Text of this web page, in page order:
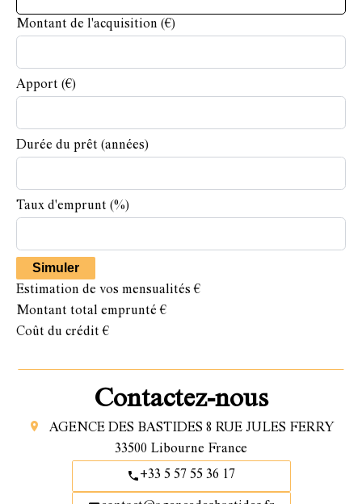
Montant de l'acquisition (€)
Apport (€)
Durée du prêt (années)
Taux d'emprunt (%)
Simuler
Estimation de vos mensualités€
Montant total emprunté €
Coût du crédit€
Contactez-nous
AGENCE DES BASTIDES 8 RUE JULES FERRY
33500 Libourne France
+33 5 57 55 36 17